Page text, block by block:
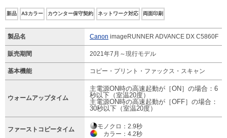
新品 A3カラー カウンター保守契約 ネットワーク対応 両面印刷
製品名 Canon imageRUNNER ADVANCE DX C5860F
販売期間 2021年7月～現行モデル
基本機能 コピー・プリント・ファックス・スキャン
ウォームアップタイム
主電源ON時の高速起動が［ON］の場合：6
秒以下（室温20度）
主電源ON時の高速起動が［OFF］の場合：
30秒以下（室温20度）
ファーストコピータイム
モノクロ：2.9秒
カラー：4.2秒